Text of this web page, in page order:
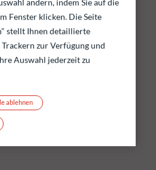
05.08.2026
Fenster klicken. Die Seite
stellt Ihnen detaillierte
zur Verfügung und
Auswahl jederzeit zu
ablehnen